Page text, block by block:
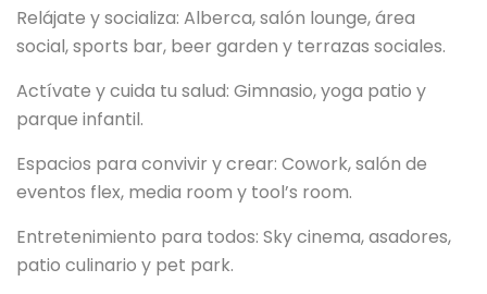
Relájate y socializa: Alberca, salón lounge, área
social, sports bar, beer garden y terrazas sociales.
Actívate y cuida tu salud: Gimnasio, yoga patio y
parque infantil.
Espacios para convivir y crear: Cowork, salón de
eventos flex, media room y tool’s room.
Entretenimiento para todos: Sky cinema, asadores,
patio culinario y pet park.